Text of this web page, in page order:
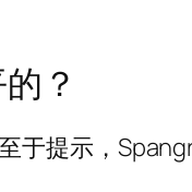
？
于提示，